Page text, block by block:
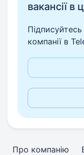
вакансії в
Підписуйтесь
компанії в
Про компанію